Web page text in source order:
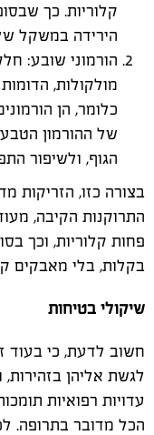
קלוריות. כך
הירידה במשקל
הורמוני שובע:
מולקולות,
כלומר, הן
של ההורמון
הגוף, ולשיפור
בצורה כזו, הזריקות
התרוקנות הקיבה,
פחות קלוריות, וכך
בקלות, בלי מאבקים
שיקולי בטיחות
חשוב לדעת, כי בעוד
לגשת אליהן
עדויות רפואיות
הכל מדובר בתרופה.